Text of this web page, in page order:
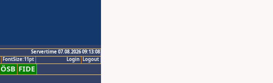
Servertime 07.08.2026 09:13:08
Logout
Login
FontSize:11pt
ÖSB FIDE